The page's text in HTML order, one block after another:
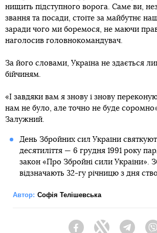
нищить підступного ворога. Саме ви,
звання та посади, стоїте за майбутнє
заради чого ми боремося, не маючи
наголосив головнокомандувач.
За його словами, Україна не здається
бійчиням.
«І завдяки вам я знову і знову
нам не було, але точно не буде
Залужний.
День Збройних сил України
десятиліття — 6 грудня 1991 року
закон «Про Збройні сили України».
відзначають 32-гу річницю з дня
Автор: Софія Телішевська